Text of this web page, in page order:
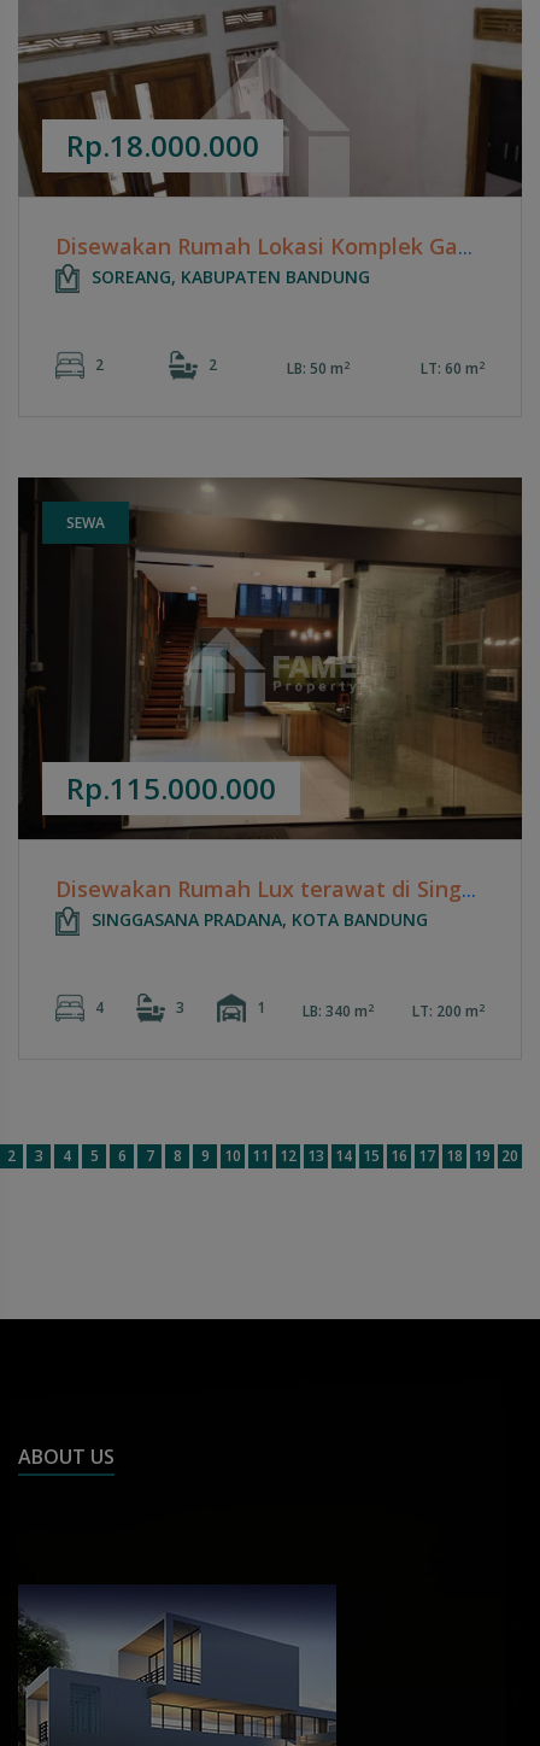
Rp.18.000.000
Disewakan Rumah Lokasi Komplek Gading Tutuka - Soreang
SOREANG, KABUPATEN BANDUNG
2 2 LB: 50 m2 LT: 60 m2
SEWA
Rp.115.000.000
Disewakan Rumah Lux terawat di Singgasana
SINGGASANA PRADANA, KOTA BANDUNG
4 3 1 LB: 340 m2 LT: 200 m2
2 3 4 5 6 7 8 9 10 11 12 13 14 15 16 17 18 19 20
ABOUT US